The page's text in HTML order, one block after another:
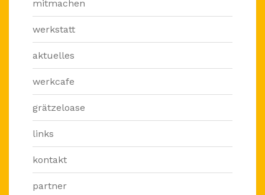
mitmachen
werkstatt
aktuelles
werkcafe
grätzeloase
links
kontakt
partner